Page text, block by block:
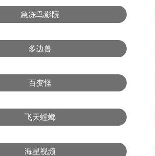
急冻鸟影院
多边兽
百变怪
飞天螳螂
海星视频